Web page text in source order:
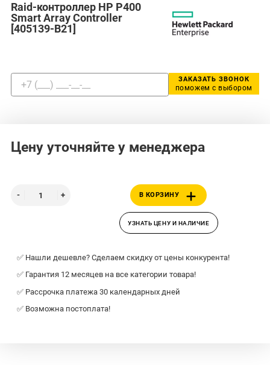
Raid-контроллер HP P400
Smart Array Controller
[405139-B21]
ЗАКАЗАТЬ ЗВОНОК
поможем с выбором
Цену уточняйте у менеджера
В КОРЗИНУ
УЗНАТЬ ЦЕНУ И НАЛИЧИЕ
✅ Нашли дешевле? Сделаем скидку от цены конкурента!
✅ Гарантия 12 месяцев на все категории товара!
✅ Рассрочка платежа 30 календарных дней
✅ Возможна постоплата!